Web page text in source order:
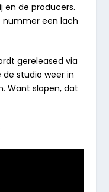
en de producers.
een lach
gereleased via
studio weer in
Want slapen, dat